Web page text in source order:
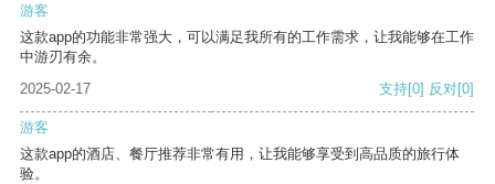
游客
这款app的功能非常强大，可以满足我所有的工作需求，让我能够在工作
中游刃有余。
2025-02-17
支持[0] 反对[0]
游客
这款app的酒店、餐厅推荐非常有用，让我能够享受到高品质的旅行体
验。